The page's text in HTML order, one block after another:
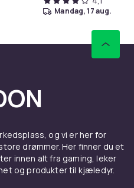
mandag, 17 aug.
og vi er her for
drømmer. Her finner du et
innen alt fra gaming, leker
og produkter til kjæledyr.